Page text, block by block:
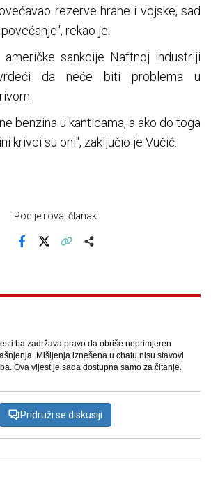
rezerve hrane i vojske, sad
rekao je.
sankcije Naftnoj industriji
da neće biti problema u
benzina u kanticama, a ako do toga
krivci su oni", zaključio je Vučić.
Podijeli ovaj članak
zadržava pravo da obriše neprimjeren
Mišljenja iznešena u chatu nisu stavovi
Ova vijest je sada dostupna samo za čitanje.
Pridruži se diskusiji